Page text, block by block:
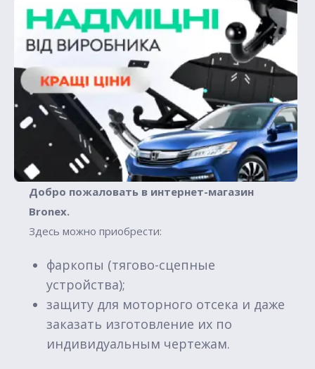
Добро пожаловать в интернет-магазин
Вronex.
Здесь можно приобрести:
фаркопы (тягово-сцепные
устройства);
защиту для моторного отсека и даже
заказать изготовление их по
индивидуальным чертежам.